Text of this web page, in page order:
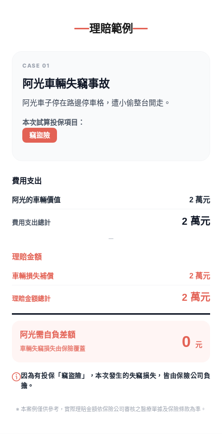
理賠範例
CASE 01
阿光車輛失竊事故
阿光車子停在路邊停車格，遭小偷整台開走。
本次試算投保項目：
竊盜險
費用支出
阿光的車輛價值 2 萬元
費用支出總計 2 萬元
理賠金額
車輛損失補償 2 萬元
理賠金額總計 2 萬元
阿光需自負差額
車輛失竊損失由保險覆蓋 0 元
因為有投保「竊盜險」，本次發生的失竊損失，皆由保險公司負
擔。
※ 本案例僅供參考，實際理賠金額依保險公司審核之醫療單據及保險條款為準。